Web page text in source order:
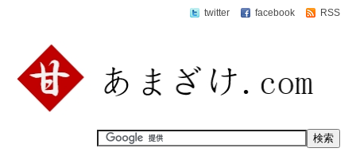
twitter facebook RSS